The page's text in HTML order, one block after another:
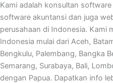
Kami adalah konsultan
software akuntansi dan juga
perusahaan di Indonesia. Kami
Indonesia mulai dari Aceh,
Bengkulu, Palembang, Bangka
Semarang, Surabaya, Bali,
dengan Papua. Dapatkan info